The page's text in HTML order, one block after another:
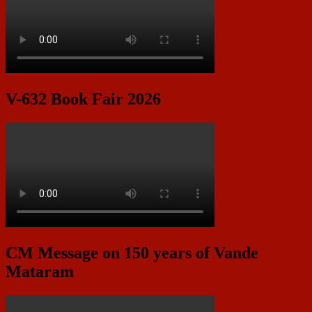
V-632 Book Fair 2026
CM Message on 150 years of Vande
Mataram